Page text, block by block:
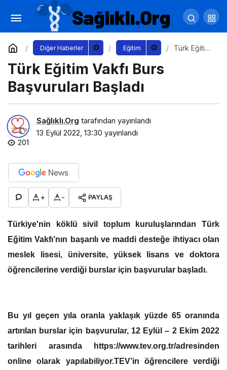
Diğer Haberler Eğitim
Türk Eğitim
Türk Eğitim Vakfı Burs
Başvuruları Başladı
Sağlıklı.Org tarafından yayınlandı
13 Eylül 2022, 13:30 yayınlandı
201
+ - PAYLAŞ
Türkiye'nin köklü sivil toplum kuruluşlarından Türk
Eğitim Vakfı’nın başarılı ve maddi desteğe ihtiyacı olan
meslek lisesi, üniversite, yüksek lisans ve doktora
öğrencilerine verdiği burslar için başvurular başladı.
Bu yıl geçen yıla oranla yaklaşık yüzde 65 oranında
artırılan burslar için başvurular, 12 Eylül – 2 Ekim 2022
tarihleri arasında https://www.tev.org.tr/adresinden
online olarak yapılabiliyor.TEV’in öğrencilere verdiği
Kemalpaşa Gündüz Bakımevi Hizmete Açıldı
Yorum Yap Paylaş